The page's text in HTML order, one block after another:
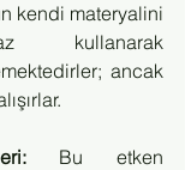
kendi materyalini
kullanarak
ancak
Bu etken